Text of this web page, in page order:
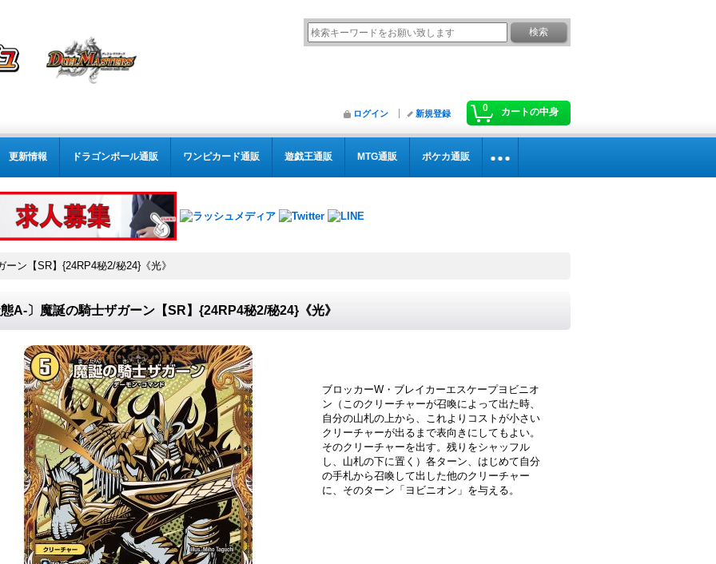
0 カートの中身
ログイン 新規登録
更新情報 ドラゴンボール通販 ワンピカード通販 遊戯王通販 MTG通販 ポケカ通販
ン【SR】{24RP4秘2/秘24}《光》
A-〕魔誕の騎士ザガーン【SR】{24RP4秘2/秘24}《光》
ブロッカーW・ブレイカーエスケープヨビニオ
ン（このクリーチャーが召喚によって出た時、
自分の山札の上から、これよりコストが小さい
クリーチャーが出るまで表向きにしてもよい。
そのクリーチャーを出す。残りをシャッフル
し、山札の下に置く）各ターン、はじめて自分
の手札から召喚して出した他のクリーチャー
に、そのターン「ヨビニオン」を与える。